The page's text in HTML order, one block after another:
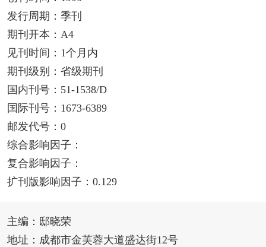
发行周期：季刊
期刊开本：A4
见刊时间：1个月内
期刊级别：省级期刊
国内刊号：51-1538/D
国际刊号：1673-6389
邮发代号：0
综合影响因子：
复合影响因子：
扩刊版影响因子：0.129
主编：邸晓荣
地址：成都市金芙蓉大道盛达街12号